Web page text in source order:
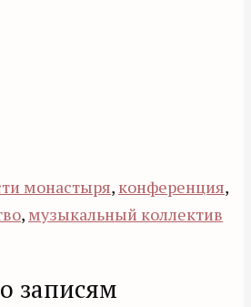
монастыря, конференция,
, музыкальный коллектив
записям